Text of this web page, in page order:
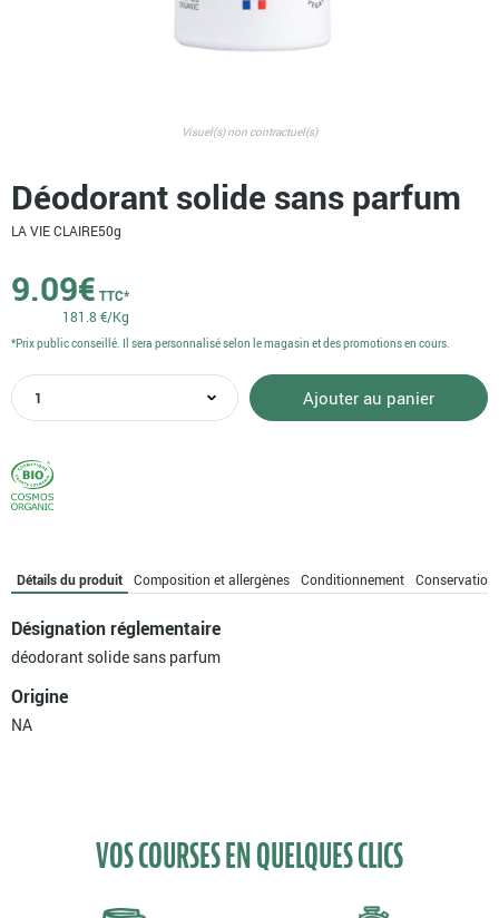
Visuel(s) non contractuel(s)
Déodorant solide sans parfum
LA VIE CLAIRE50g
9.09€ TTC*
181.8 €/Kg
quantité
de
solide
sans
parfum
Ajouter au panier
*Prix public conseillé. Il sera personnalisé selon le magasin et des promotions en cours.
Détails du produit Composition et allergènes Conditionnement Conservation
Désignation réglementaire
déodorant solide sans parfum
Origine
NA
VOS COURSES EN QUELQUES CLICS